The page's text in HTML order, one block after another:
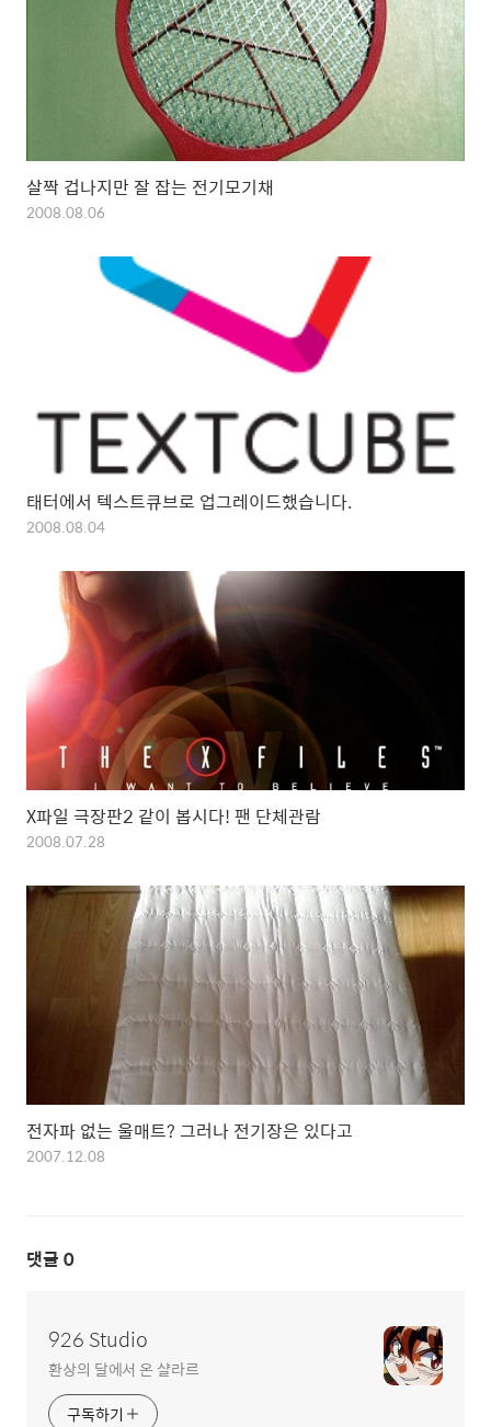
살짝 겁나지만 잘 잡는 전기모기채
2008.08.06
태터에서 텍스트큐브로 업그레이드했습니다.
2008.08.04
X파일 극장판2 같이 봅시다! 팬 단체관람
2008.07.28
전자파 없는 울매트? 그러나 전기장은 있다고
2007.12.08
댓글 0
926 Studio
환상의 달에서 온 샬라르
구독하기